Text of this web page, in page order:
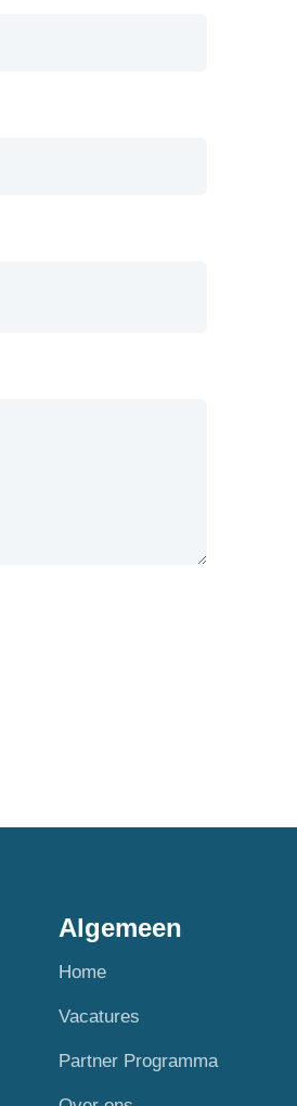
Algemeen
Home
Vacatures
Partner Programma